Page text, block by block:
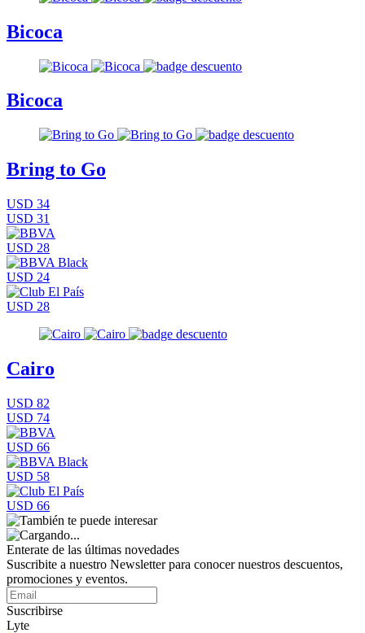
Bicoca
Bicoca
Bring to Go
USD 34
USD 31
USD 28
USD 24
USD 28
Cairo
USD 82
USD 74
USD 66
USD 58
USD 66
Enterate de las últimas novedades
Suscribite a nuestro Newsletter para conocer nuestros descuentos,
promociones y eventos.
Suscribirse
Lyte